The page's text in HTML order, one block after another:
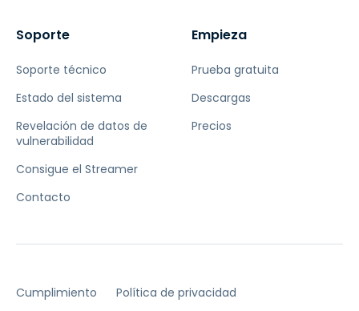
Soporte
Soporte técnico
Estado del sistema
Revelación de datos de
vulnerabilidad
Consigue el Streamer
Contacto
Empieza
Prueba gratuita
Descargas
Precios
Cumplimiento Política de privacidad